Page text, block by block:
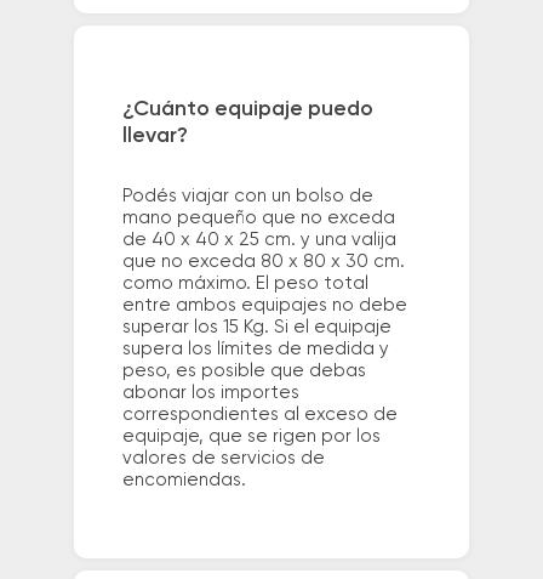
¿Cuánto equipaje puedo
llevar?
Podés viajar con un bolso de
mano pequeño que no exceda
de 40 x 40 x 25 cm. y una valija
que no exceda 80 x 80 x 30 cm.
como máximo. El peso total
entre ambos equipajes no debe
superar los 15 Kg. Si el equipaje
supera los límites de medida y
peso, es posible que debas
abonar los importes
correspondientes al exceso de
equipaje, que se rigen por los
valores de servicios de
encomiendas.